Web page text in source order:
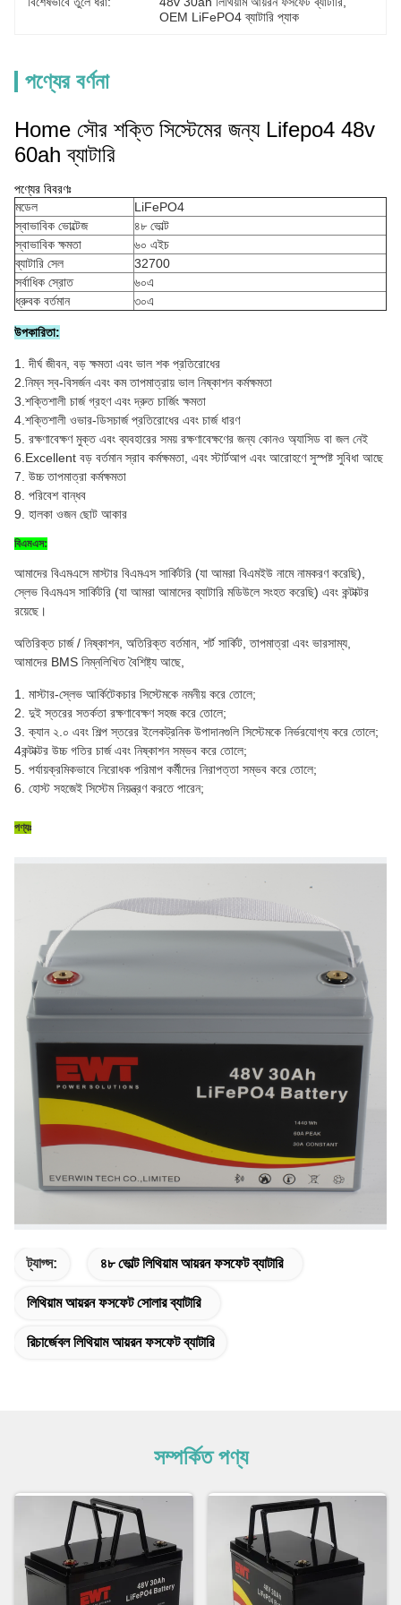
OEM LiFePO4 ব্যাটারি প্যাক
পণ্যের বর্ণনা
Home সৌর শক্তি সিস্টেমের জন্য Lifepo4 48v
60ah ব্যাটারি
পণ্যের বিবরণঃ
মডেল
LiFePO4
স্বাভাবিক ভোল্টেজ
৪৮ ভোল্ট
স্বাভাবিক ক্ষমতা
৬০ এইচ
ব্যাটারি সেল
32700
সর্বাধিক স্রোত
৬০এ
ধ্রুবক বর্তমান
৩০এ
উপকারিতা:
1. দীর্ঘ জীবন, বড় ক্ষমতা এবং ভাল শক প্রতিরোধের
2.নিম্ন স্ব-বিসর্জন এবং কম তাপমাত্রায় ভাল নিষ্কাশন কর্মক্ষমতা
3.শক্তিশালী চার্জ গ্রহণ এবং দ্রুত চার্জিং ক্ষমতা
4.শক্তিশালী ওভার-ডিসচার্জ প্রতিরোধের এবং চার্জ ধারণ
5. রক্ষণাবেক্ষণ মুক্ত এবং ব্যবহারের সময় রক্ষণাবেক্ষণের জন্য কোনও অ্যাসিড বা জল নেই
6.Excellent বড় বর্তমান স্রাব কর্মক্ষমতা, এবং স্টার্টআপ এবং আরোহণে সুস্পষ্ট সুবিধা আছে
7. উচ্চ তাপমাত্রা কর্মক্ষমতা
8. পরিবেশ বান্ধব
9. হালকা ওজন ছোট আকার
বিএমএস:
আমাদের বিএমএসে মাস্টার বিএমএস সার্কিটরি (যা আমরা বিএমইউ নামে নামকরণ করেছি),
স্লেভ বিএমএস সার্কিটরি (যা আমরা আমাদের ব্যাটারি মডিউলে সংহত করেছি) এবং কন্টাক্টর
রয়েছে।
অতিরিক্ত চার্জ / নিষ্কাশন, অতিরিক্ত বর্তমান, শর্ট সার্কিট, তাপমাত্রা এবং ভারসাম্য,
আমাদের BMS নিম্নলিখিত বৈশিষ্ট্য আছে,
1. মাস্টার-স্লেভ আর্কিটেকচার সিস্টেমকে নমনীয় করে তোলে;
2. দুই স্তরের সতর্কতা রক্ষণাবেক্ষণ সহজ করে তোলে;
3. ক্যান ২.০ এবং শিল্প স্তরের ইলেকট্রনিক উপাদানগুলি সিস্টেমকে নির্ভরযোগ্য করে তোলে;
4কন্টাক্টর উচ্চ গতির চার্জ এবং নিষ্কাশন সম্ভব করে তোলে;
5. পর্যায়ক্রমিকভাবে নিরোধক পরিমাপ কর্মীদের নিরাপত্তা সম্ভব করে তোলে;
6. হোস্ট সহজেই সিস্টেম নিয়ন্ত্রণ করতে পারেন;
পণ্যঃ
ট্যাগ্স: ৪৮ ভোল্ট লিথিয়াম আয়রন ফসফেট ব্যাটারি
লিথিয়াম আয়রন ফসফেট সোলার ব্যাটারি
রিচার্জেবল লিথিয়াম আয়রন ফসফেট ব্যাটারি
সম্পর্কিত পণ্য